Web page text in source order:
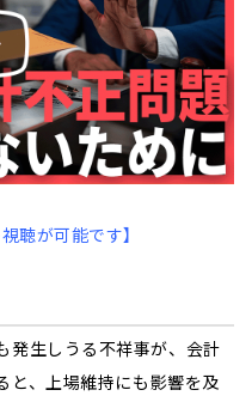
聴が可能です】
発生しうる不祥事が、会計
と、上場維持にも影響を及